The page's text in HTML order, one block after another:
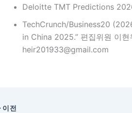
Deloitte TMT Predictions
TechCrunch/Business20
in China 2025.” 편집위원 이현
heir201933@gmail.com
이전